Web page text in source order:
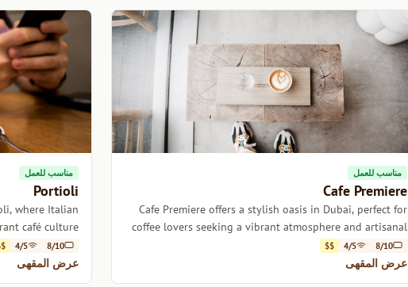
مناسب للعمل
Cafe Premiere
Cafe Premiere offers a stylish oasis in Dubai, perfect for
coffee lovers seeking a vibrant atmosphere and artisanal
brews.
8/10
4/5
$$
عرض المقهى
مناسب للعمل
Portioli
where Italian
café culture.
8/10
4/5
عرض المقهى